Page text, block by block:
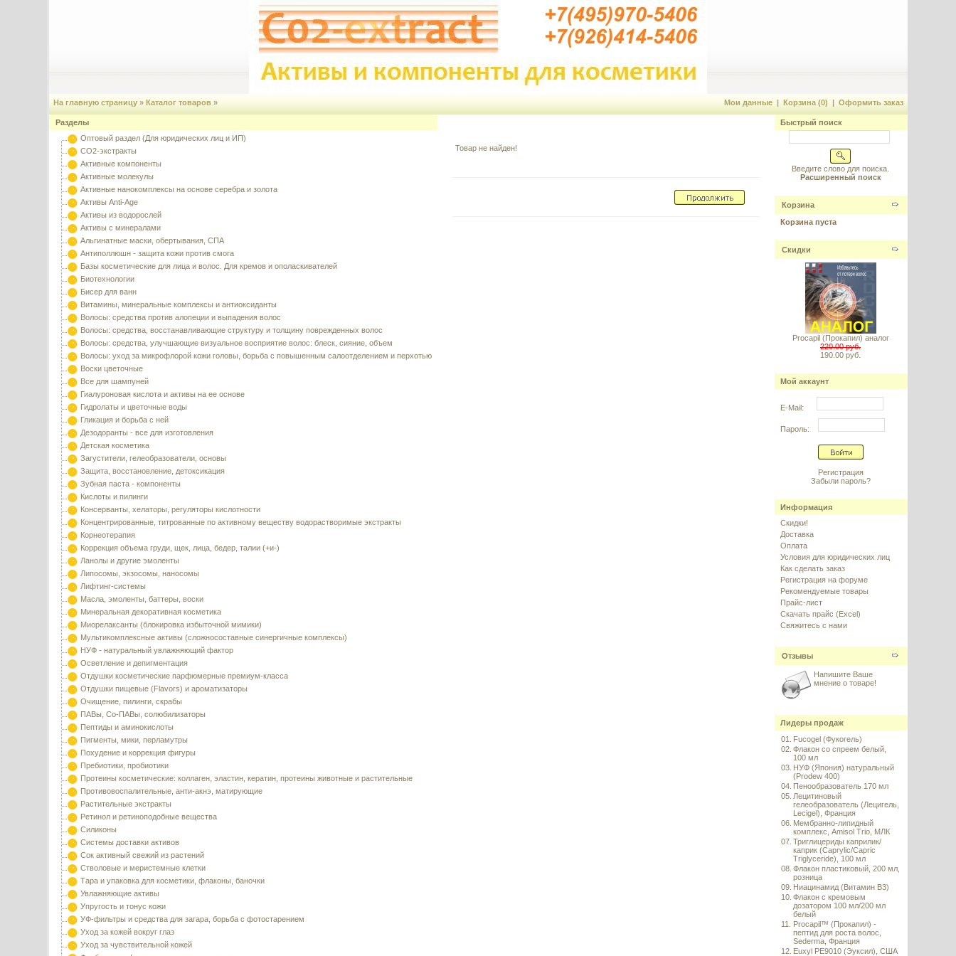
На главную страницу» Каталог товаров» Мои данные| Корзина (0) | Оформить заказ
Разделы
Оптовый раздел (Для юридических лиц и ИП)
CO2-экстракты
Активные компоненты
Активные молекулы
Активные нанокомплексы на основе серебра и золота
Активы Anti-Age
Активы из водорослей
Активы с минералами
Альгинатные маски, обертывания, СПА
Антиполлюшн - защита кожи против смога
Базы косметические для лица и волос. Для кремов и ополаскивателей
Биотехнологии
Бисер для ванн
Витамины, минеральные комплексы и антиоксиданты
Волосы: средства против алопеции и выпадения волос
Волосы: средства, восстанавливающие структуру и толщину поврежденных волос
Волосы: средства, улучшающие визуальное восприятие волос: блеск, сияние, объем
Волосы: уход за микрофлорой кожи головы, борьба с повышенным салоотделением и перхотью
Воски цветочные
Все для шампуней
Гиалуроновая кислота и активы на ее основе
Гидролаты и цветочные воды
Гликация и борьба с ней
Дезодоранты - все для изготовления
Детская косметика
Загустители, гелеобразователи, основы
Защита, восстановление, детоксикация
Зубная паста - компоненты
Кислоты и пилинги
Консерванты, хелаторы, регуляторы кислотности
Концентрированные, титрованные по активному веществу водорастворимые экстракты
Корнеотерапия
Коррекция объема груди, щек, лица, бедер, талии (+и-)
Ланолы и другие эмоленты
Липосомы, экзосомы, наносомы
Лифтинг-системы
Масла, эмоленты, баттеры, воски
Минеральная декоративная косметика
Миорелаксанты (блокировка избыточной мимики)
Мультикомплексные активы (сложносоставные синергичные комплексы)
НУФ - натуральный увлажняющий фактор
Осветление и депигментация
Отдушки косметические парфюмерные премиум-класса
Отдушки пищевые (Flavors) и ароматизаторы
Очищение, пилинги, скрабы
ПАВы, Со-ПАВы, солюбилизаторы
Пептиды и аминокислоты
Пигменты, мики, перламутры
Похудение и коррекция фигуры
Пребиотики, пробиотики
Протеины косметические: коллаген, эластин, кератин, протеины животные и растительные
Противовоспалительные, анти-акнэ, матирующие
Растительные экстракты
Ретинол и ретиноподобные вещества
Силиконы
Системы доставки активов
Сок активный свежий из растений
Стволовые и меристемные клетки
Тара и упаковка для косметики, флаконы, баночки
Увлажняющие активы
Упругость и тонус кожи
УФ-фильтры и средства для загара, борьба с фотостарением
Уход за кожей вокруг глаз
Уход за чувствительной кожей
Товар не найден!
Быстрый поиск
Введите слово для поиска.
Расширенный поиск
Корзина
Корзина пуста
Скидки
Procapil (Прокапил) аналог
220.00 руб.
190.00 руб.
Мой аккаунт
E-Mail:
Пароль:
Регистрация
Забыли пароль?
Информация
Скидки!
Доставка
Оплата
Условия для юридических лиц
Как сделать заказ
Регистрация на форуме
Рекомендуемые товары
Прайс-лист
Скачать прайс (Excel)
Свяжитесь с нами
Отзывы
Напишите Ваше
мнение о товаре!
Лидеры продаж
01.
Fucogel (Фукогель)
02. Флакон со спреем белый,
100 мл
03. НУФ (Япония) натуральный
(Prodew 400)
04. Пенообразователь 170 мл
05. Лецитиновый
гелеобразователь (Лецигель,
Lecigel), Франция
06. Мембранно-липидный
комплекс, Amisol Trio, МЛК
07. Триглицериды каприлик/
каприк (Caprylic/Capric
Triglyceride), 100 мл
08. Флакон пластиковый, 200 мл,
розница
09. Ниацинамид (Витамин B3)
10. Флакон с кремовым
дозатором 100 мл/200 мл
белый
11.
Procapil™ (Прокапил) -
пептид для роста волос,
Sederma, Франция
12. Euxyl PE9010 (Эуксил), США